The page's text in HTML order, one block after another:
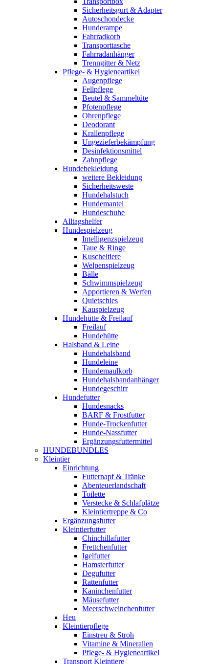
Sicherheitsgurt & Adapter
Autoschondecke
Hunderampe
Fahrradkorb
Transporttasche
Fahrradanhänger
Trenngitter & Netz
Pflege- & Hygieneartikel
Augenpflege
Fellpflege
Beutel & Sammeltüte
Pfotenpflege
Ohrenpflege
Deodorant
Krallenpflege
Ungezieferbekämpfung
Desinfektionsmittel
Zahnpflege
Hundebekleidung
weitere Bekleidung
Sicherheitsweste
Hundehalstuch
Hundemantel
Hundeschuhe
Alltagshelfer
Hundespielzeug
Intelligenzspielzeug
Taue & Ringe
Kuscheltiere
Welpenspielzeug
Bälle
Schwimmspielzeug
Apportieren & Werfen
Quietschies
Kauspielzeug
Hundehütte & Freilauf
Freilauf
Hundehütte
Halsband & Leine
Hundehalsband
Hundeleine
Hundemaulkorb
Hundehalsbandanhänger
Hundegeschirr
Hundefutter
Hundesnacks
BARF & Frostfutter
Hunde-Trockenfutter
Hunde-Nassfutter
Ergänzungsfuttermittel
HUNDEBUNDLES
Kleintier
Einrichtung
Futternapf & Tränke
Abenteuerlandschaft
Toilette
Verstecke & Schlafplätze
Kleintiertreppe & Co
Ergänzungsfutter
Kleintierfutter
Chinchillafutter
Frettchenfutter
Igelfutter
Hamsterfutter
Degufutter
Rattenfutter
Kaninchenfutter
Mäusefutter
Meerschweinchenfutter
Heu
Kleintierpflege
Einstreu & Stroh
Vitamine & Mineralien
Pflege- & Hygieneartikel
Transport Kleintiere